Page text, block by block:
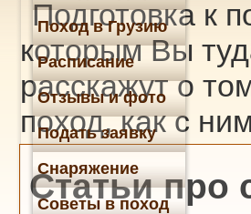
Подготовка к
которым Вы
расскажут о
поход, как с
Статьи про
Поход в Грузию
Расписание
Отзывы и фото
Подать заявку
Снаряжение
Советы в поход